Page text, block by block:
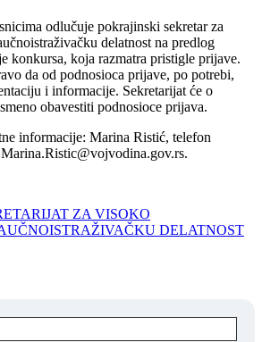
odlučuje pokrajinski sekretar za
delatnost na predlog
konkursa, koja razmatra pristigle prijave.
da od podnosioca prijave, po potrebi,
i informacije. Sekretarijat će o
obavestiti podnosioce prijava.
informacije: Marina Ristić, telefon
ZA VISOKO
DELATNOST